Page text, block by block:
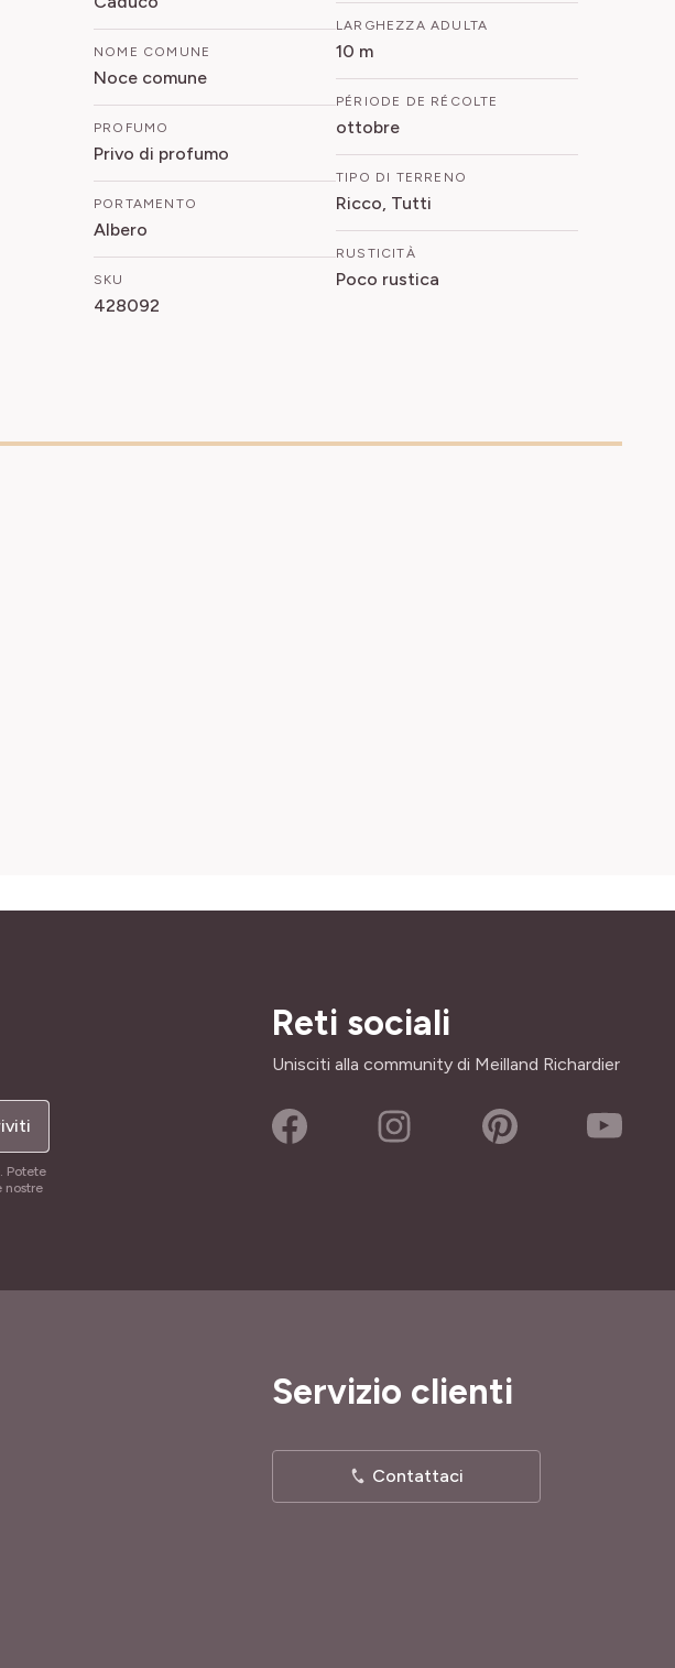
NOME COMUNE
Noce comune
PROFUMO
Privo di profumo
PORTAMENTO
Albero
SKU
428092
LARGHEZZA ADULTA
10 m
PÉRIODE DE RÉCOLTE
ottobre
TIPO DI TERRENO
Ricco, Tutti
RUSTICITÀ
Poco rustica
Potete
nostre
Reti sociali
Unisciti alla community di Meilland Richardier
Servizio clienti
Contattaci